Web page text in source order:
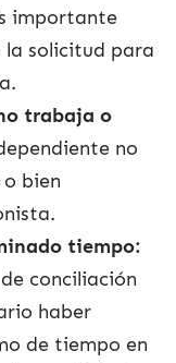
importante
la solicitud para
trabaja o
no
bien
tiempo:
conciliación
haber
de tiempo en